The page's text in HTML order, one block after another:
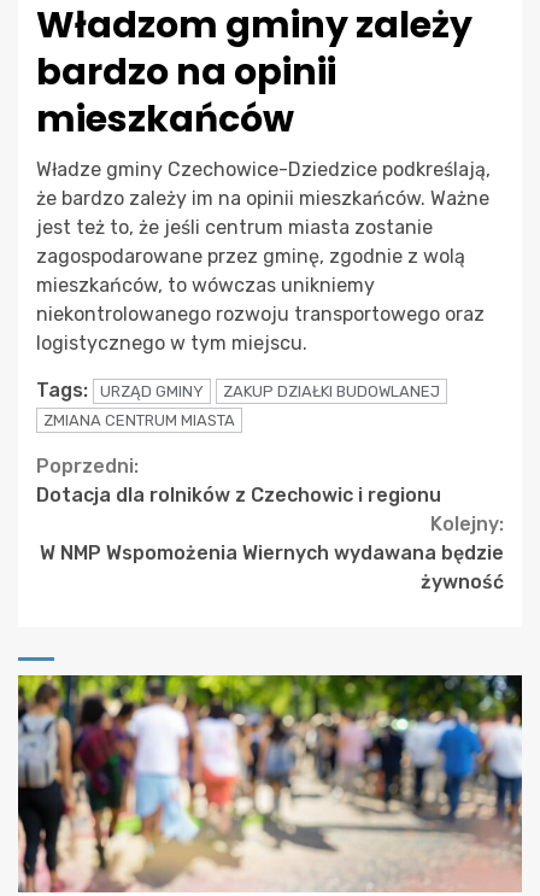
Władzom gminy zależy
bardzo na opinii
mieszkańców
Władze gminy Czechowice-Dziedzice podkreślają,
że bardzo zależy im na opinii mieszkańców. Ważne
jest też to, że jeśli centrum miasta zostanie
zagospodarowane przez gminę, zgodnie z wolą
mieszkańców, to wówczas unikniemy
niekontrolowanego rozwoju transportowego oraz
logistycznego w tym miejscu.
Tags: URZĄD GMINY
ZAKUP DZIAŁKI BUDOWLANEJ
ZMIANA CENTRUM MIASTA
Continue
Reading
Poprzedni:
Dotacja dla rolników z Czechowic i regionu
Kolejny:
W NMP Wspomożenia Wiernych wydawana będzie
żywność